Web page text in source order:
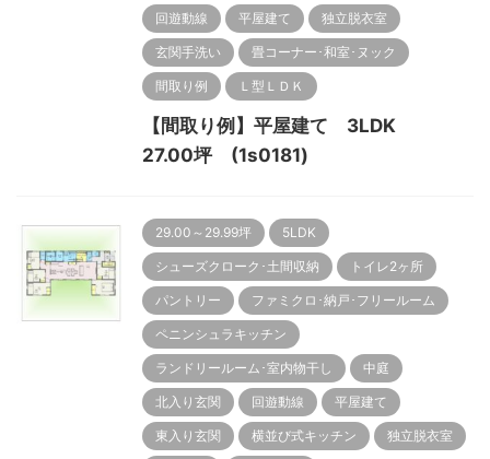
回遊動線 平屋建て 独立脱衣室
玄関手洗い 畳コーナー･和室･ヌック
間取り例 Ｌ型ＬＤＫ
【間取り例】平屋建て 3LDK
27.00坪 (1s0181)
29.00～29.99坪 5LDK
シューズクローク･土間収納 トイレ2ヶ所
パントリー ファミクロ･納戸･フリールーム
ペニンシュラキッチン
ランドリールーム･室内物干し 中庭
北入り玄関 回遊動線 平屋建て
東入り玄関 横並び式キッチン 独立脱衣室